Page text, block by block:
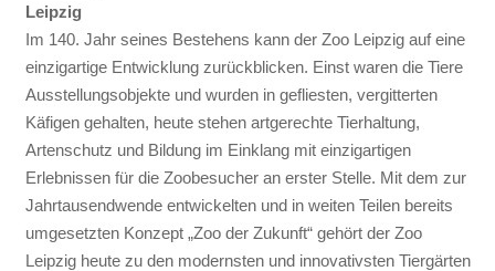
Leipzig
Im 140. Jahr seines Bestehens kann der Zoo Leipzig auf eine
einzigartige Entwicklung zurückblicken. Einst waren die Tiere
Ausstellungsobjekte und wurden in gefliesten, vergitterten
Käfigen gehalten, heute stehen artgerechte Tierhaltung,
Artenschutz und Bildung im Einklang mit einzigartigen
Erlebnissen für die Zoobesucher an erster Stelle. Mit dem zur
Jahrtausendwende entwickelten und in weiten Teilen bereits
umgesetzten Konzept „Zoo der Zukunft“ gehört der Zoo
Leipzig heute zu den modernsten und innovativsten Tiergärten